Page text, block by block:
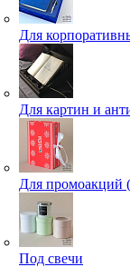
Для
Для картин и
Для промоакций
Под свечи